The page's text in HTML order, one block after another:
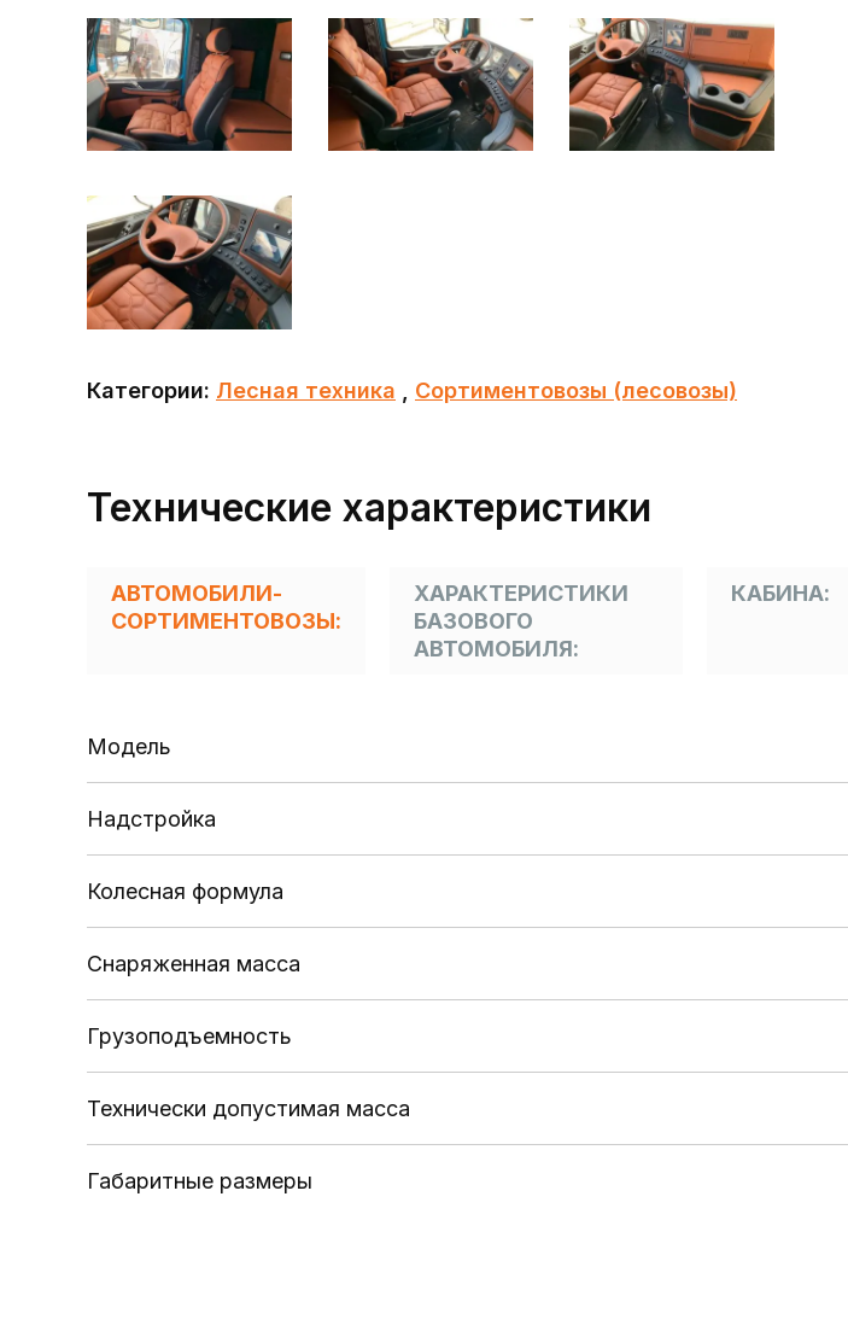
Категории: Лесная техника Сортиментовозы (лесовозы)
Технические характеристики
АВТОМОБИЛИ-
СОРТИМЕНТОВОЗЫ:
ХАРАКТЕРИСТИКИ
БАЗОВОГО
АВТОМОБИЛЯ:
КАБИНА:
Модель
Надстройка
Колесная формула
Снаряженная масса
Грузоподъемность
Технически допустимая масса
Габаритные размеры